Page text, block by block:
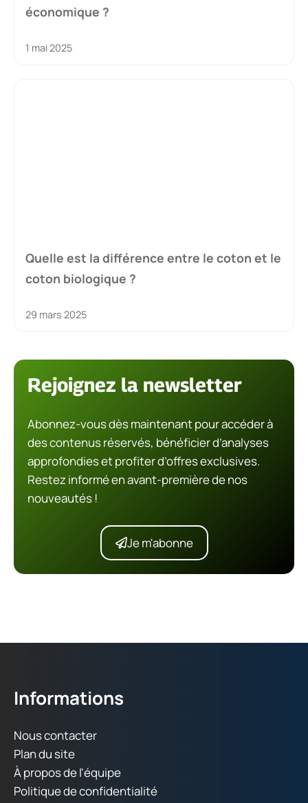
économique ?
1 mai 2025
Quelle est la différence entre le coton et le
coton biologique ?
29 mars 2025
Rejoignez la newsletter
Abonnez-vous dès maintenant pour accéder à
des contenus réservés, bénéficier d’analyses
approfondies et profiter d’offres exclusives.
Restez informé en avant-première de nos
nouveautés !
Je m'abonne
Informations
Nous contacter
Plan du site
À propos de l'équipe
Politique de confidentialité